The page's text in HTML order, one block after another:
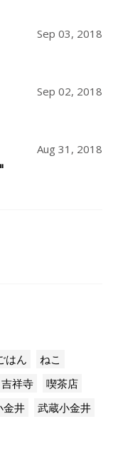
Sep 03, 2018
Sep 02, 2018
Aug 31, 2018
はん
ねこ
吉祥寺
喫茶店
金井
武蔵小金井